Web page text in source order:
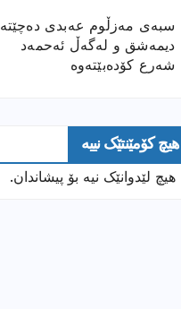
سبەی مەزڵوم عەبدی دەچێتە
دیمەشق و لەگەڵ ئەحمەد
شەرع کۆدەبێتەوە
هیچ کۆمێنتێک نییە
هیچ لێدوانێک نیە بۆ پیشاندان.